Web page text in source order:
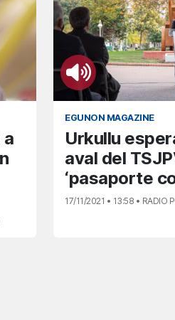
a
EGUNON MAGAZINE
Urkullu
aval del
‘pasaporte
17/11/2021 • 13:58 • RADIO